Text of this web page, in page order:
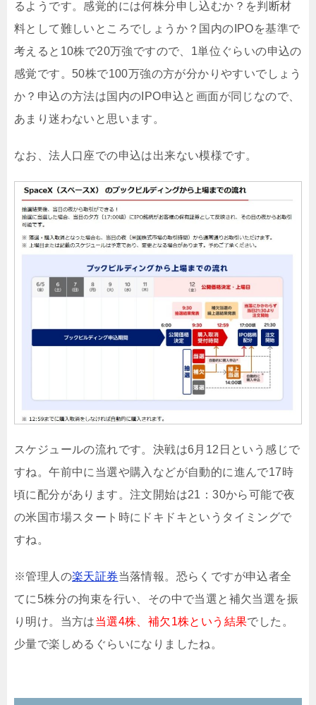
るようです。感覚的には何株分申し込むか？を判断材
料として難しいところでしょうか？国内のIPOを基準で
考えると10株で20万強ですので、1単位ぐらいの申込の
感覚です。50株で100万強の方が分かりやすいでしょう
か？申込の方法は国内のIPO申込と画面が同じなので、
あまり迷わないと思います。
なお、法人口座での申込は出来ない模様です。
スケジュールの流れです。決戦は6月12日という感じで
すね。午前中に当選や購入などが自動的に進んで17時
頃に配分があります。注文開始は21：30から可能で夜
の米国市場スタート時にドキドキというタイミングで
すね。
※管理人の楽天証券当落情報。恐らくですが申込者全
てに5株分の拘束を行い、その中で当選と補欠当選を振
り明け。当方は当選4株、補欠1株という結果でした。
少量で楽しめるぐらいになりましたね。